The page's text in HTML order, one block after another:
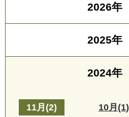
2026年
2025年
2024年
11月(2) 10月(1)